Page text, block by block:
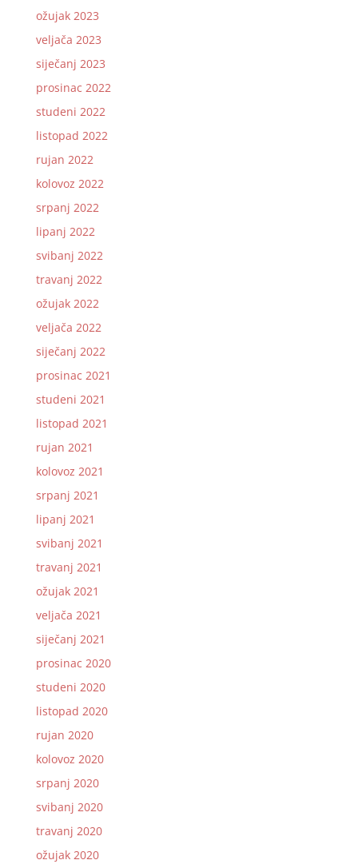
ožujak 2023
veljača 2023
siječanj 2023
prosinac 2022
studeni 2022
listopad 2022
rujan 2022
kolovoz 2022
srpanj 2022
lipanj 2022
svibanj 2022
travanj 2022
ožujak 2022
veljača 2022
siječanj 2022
prosinac 2021
studeni 2021
listopad 2021
rujan 2021
kolovoz 2021
srpanj 2021
lipanj 2021
svibanj 2021
travanj 2021
ožujak 2021
veljača 2021
siječanj 2021
prosinac 2020
studeni 2020
listopad 2020
rujan 2020
kolovoz 2020
srpanj 2020
svibanj 2020
travanj 2020
ožujak 2020